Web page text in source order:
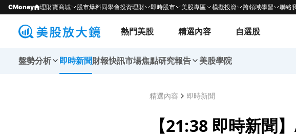
CMoney 理財寶商城 股市爆料同學會投資理財 即時股市 美股專區 模擬投資 跨領域學習 聯絡
熱門美股 精選內容 自選股
盤勢分析 即時新聞財報快訊市場焦點研究報告 美股學院
精選內容 即時新聞
【21:38 即時新聞